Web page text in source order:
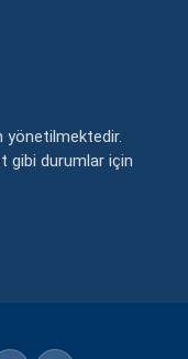
yönetilmektedir.
gibi durumlar için